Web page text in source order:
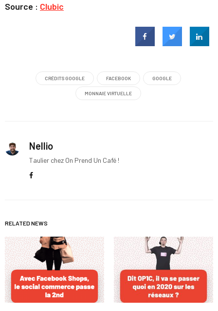
Source : Clubic
CRÉDITS GOOGLE FACEBOOK GOOGLE
MONNAIE VIRTUELLE
Nellio
Taulier chez On Prend Un Café !
RELATED NEWS